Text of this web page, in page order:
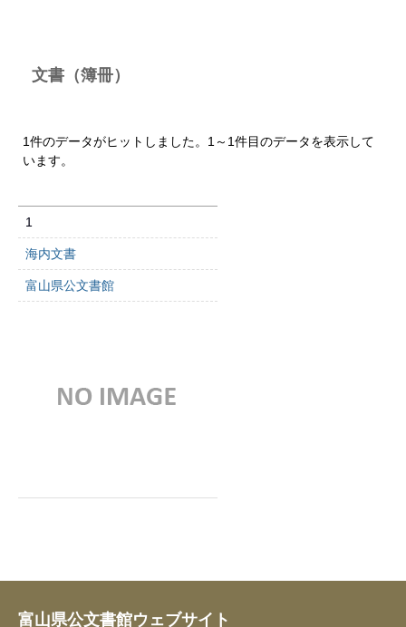
文書（簿冊）
1件のデータがヒットしました。1～1件目のデータを表示して
います。
1
海内文書
富山県公文書館
富山県公文書館ウェブサイト